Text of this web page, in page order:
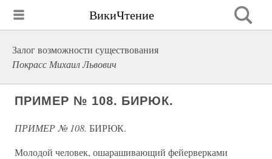
ВикиЧтение
Залог возможности существования
Покрасс Михаил Львович
ПРИМЕР № 108. БИРЮК.
ПРИМЕР № 108. БИРЮК.
Молодой человек, ошарашивающий фейерверками